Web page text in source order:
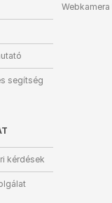
segítség
kérdések